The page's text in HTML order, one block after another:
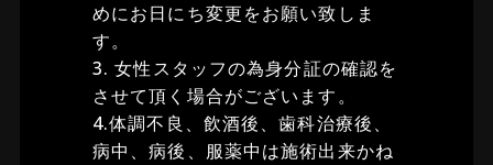
めにお日にち変更をお願い致しま
す。
3. 女性スタッフの為身分証の確認を
させて頂く場合がございます。
4.体調不良、飲酒後、歯科治療後、
病中、病後、服薬中は施術出来かね